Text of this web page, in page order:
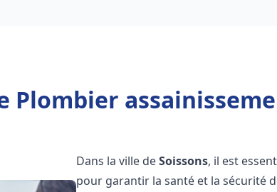
Plombier
Dans la ville deSoissons, il est
pour garantir la santé et la sécurité